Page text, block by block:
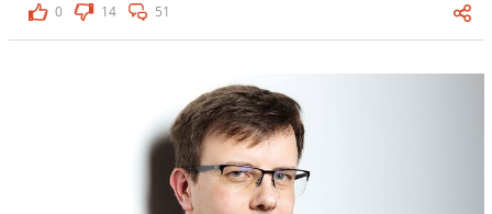
0
14 51